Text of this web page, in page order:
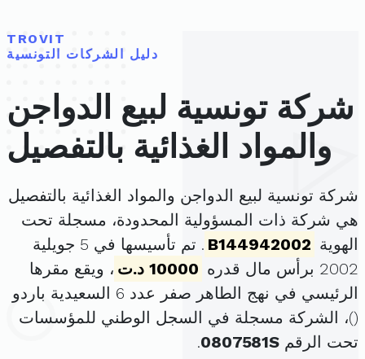
TROVIT
دليل الشركات التونسية
شركة تونسية لبيع الدواجن
والمواد الغذائية بالتفصيل
شركة تونسية لبيع الدواجن والمواد الغذائية بالتفصيل
هي شركة ذات المسؤولية المحدودة، مسجلة تحت
الهوية B144942002
. تم تأسيسها في 5 جويلية
2002 برأس مال قدره
10000 د.ت
، ويقع مقرها
الرئيسي في نهج الطاهر صفر عدد 6 السعيدية باردو
()، الشركة مسجلة في السجل الوطني للمؤسسات
تحت الرقم 0807581S
.